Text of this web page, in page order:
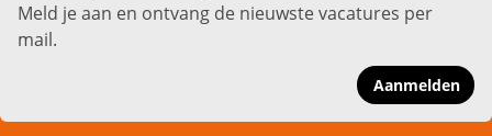
Meld je aan en ontvang de nieuwste vacatures per
mail.
Aanmelden